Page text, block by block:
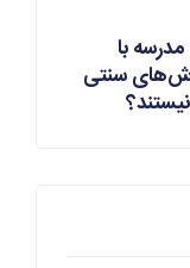
با
سنتی